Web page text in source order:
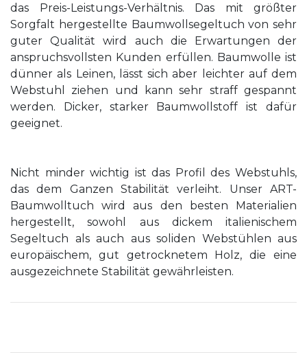
das Preis-Leistungs-Verhältnis. Das mit größter
Sorgfalt hergestellte Baumwollsegeltuch von sehr
guter Qualität wird auch die Erwartungen der
anspruchsvollsten Kunden erfüllen. Baumwolle ist
dünner als Leinen, lässt sich aber leichter auf dem
Webstuhl ziehen und kann sehr straff gespannt
werden. Dicker, starker Baumwollstoff ist dafür
geeignet.
Nicht minder wichtig ist das Profil des Webstuhls,
das dem Ganzen Stabilität verleiht. Unser ART-
Baumwolltuch wird aus den besten Materialien
hergestellt, sowohl aus dickem italienischem
Segeltuch als auch aus soliden Webstühlen aus
europäischem, gut getrocknetem Holz, die eine
ausgezeichnete Stabilität gewährleisten.